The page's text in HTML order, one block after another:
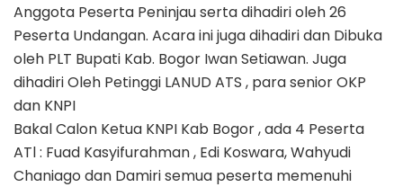
Anggota Peserta Peninjau serta dihadiri oleh 26
Peserta Undangan. Acara ini juga dihadiri dan Dibuka
oleh PLT Bupati Kab. Bogor Iwan Setiawan. Juga
dihadiri Oleh Petinggi LANUD ATS , para senior OKP
dan KNPI
Bakal Calon Ketua KNPI Kab Bogor , ada 4 Peserta
ATl : Fuad Kasyifurahman , Edi Koswara, Wahyudi
Chaniago dan Damiri semua peserta memenuhi